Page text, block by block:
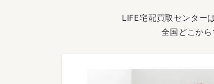
LIFE宅配買取センター
全国どこか